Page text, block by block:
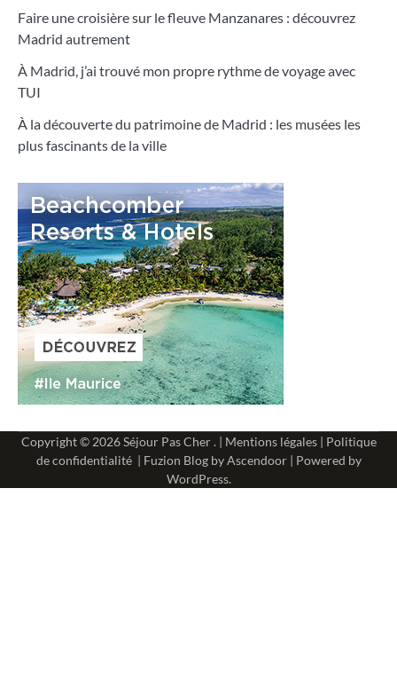
Faire une croisière sur le fleuve Manzanares : découvrez
Madrid autrement
À Madrid, j’ai trouvé mon propre rythme de voyage avec
TUI
À la découverte du patrimoine de Madrid : les musées les
plus fascinants de la ville
Copyright © 2026Séjour Pas Cher. | Mentions légales| Politique
de confidentialité| Fuzion Blog byAscendoor| Powered by
WordPress.